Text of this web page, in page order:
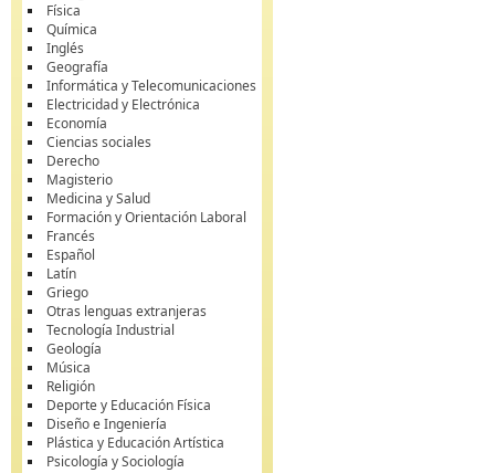
Física
Química
Inglés
Geografía
Informática y Telecomunicaciones
Electricidad y Electrónica
Economía
Ciencias sociales
Derecho
Magisterio
Medicina y Salud
Formación y Orientación Laboral
Francés
Español
Latín
Griego
Otras lenguas extranjeras
Tecnología Industrial
Geología
Música
Religión
Deporte y Educación Física
Diseño e Ingeniería
Plástica y Educación Artística
Psicología y Sociología